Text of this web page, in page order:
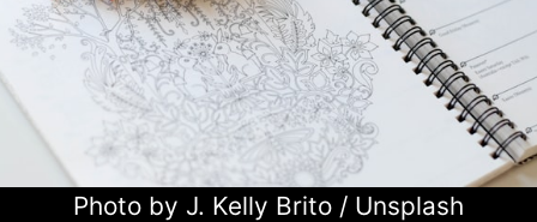
Photo by J. Kelly Brito / Unsplash